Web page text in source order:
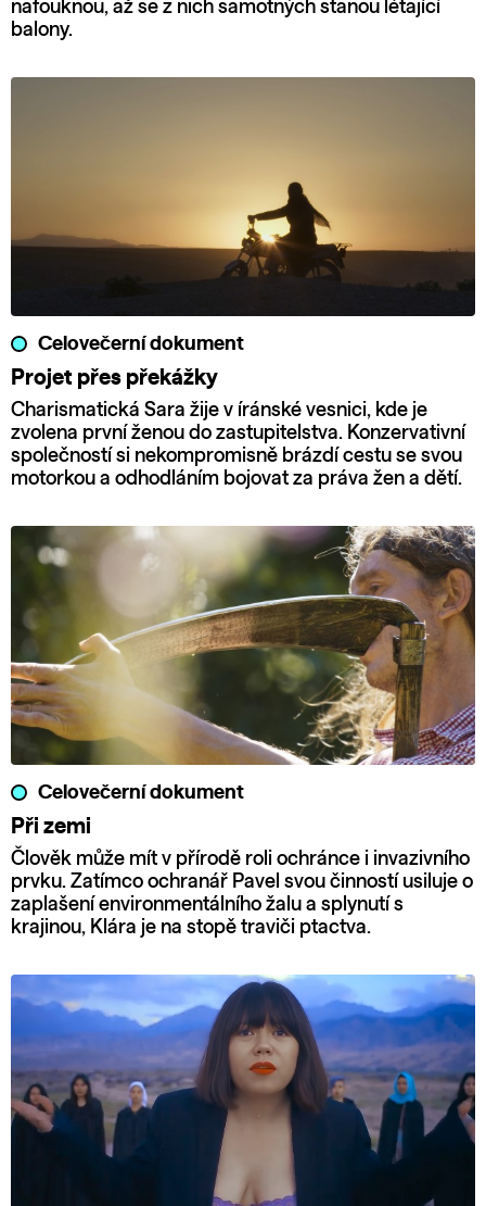
nafouknou, až se z nich samotných stanou létající
balony.
Celovečerní dokument
Projet přes překážky
Charismatická Sara žije v íránské vesnici, kde je
zvolena první ženou do zastupitelstva. Konzervativní
společností si nekompromisně brázdí cestu se svou
motorkou a odhodláním bojovat za práva žen a dětí.
Celovečerní dokument
Při zemi
Člověk může mít v přírodě roli ochránce i invazivního
prvku. Zatímco ochranář Pavel svou činností usiluje o
zaplašení environmentálního žalu a splynutí s
krajinou, Klára je na stopě traviči ptactva.